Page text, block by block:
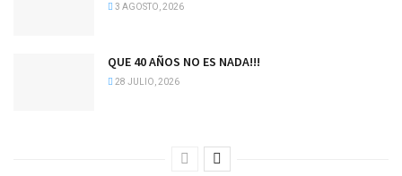
3 AGOSTO, 2026
QUE 40 AÑOS NO ES NADA!!!
28 JULIO, 2026